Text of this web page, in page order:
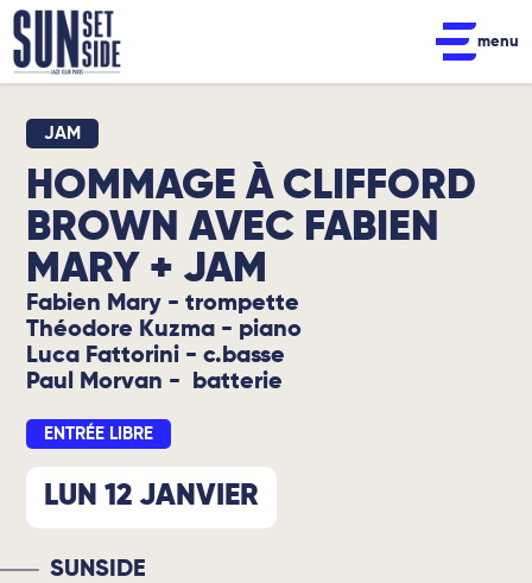
menu
JAM
HOMMAGE À CLIFFORD
BROWN AVEC FABIEN
MARY + JAM
Fabien Mary - trompette
Théodore Kuzma - piano
Luca Fattorini - c.basse
Paul Morvan - batterie
ENTRÉE LIBRE
LUN 12 JANVIER
SUNSIDE